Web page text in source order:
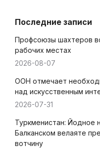
Последние записи
Профсоюзы шахтеров
рабочих местах
2026-08-07
ООН отмечает
над искусственным
2026-07-31
Туркменистан: Йодное
Балканском велаяте
вотчину